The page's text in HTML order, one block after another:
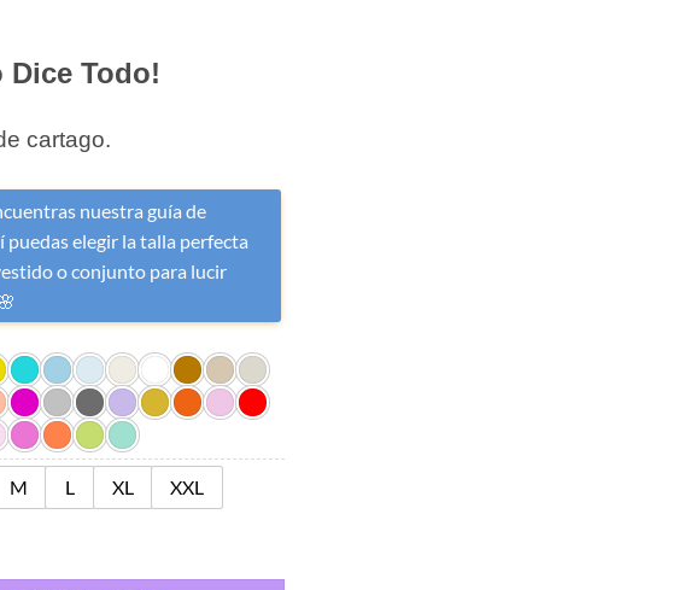
Dice Todo!
cartago.
nuestra guía de
puedas elegir la talla perfecta
o conjunto para lucir
M L XL XXL